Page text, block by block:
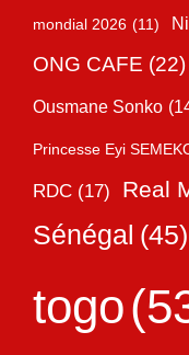
mondial 2026 (11)
ONG CAFE (22)
Ousmane Sonko
Princesse Eyi
RDC (17) Real
Sénégal (45)
togo